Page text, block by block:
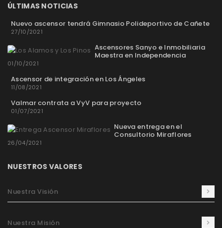
ÚLTIMAS NOTICIAS
Nuevo ascensor tendrá Gimnasio Polideportivo de Cañete
27/10/2021
Ascensores Sanyo e Inmobiliaria
Maestra en Independencia
01/10/2021
Ascensor de integración en Los Ángeles
11/08/2021
Valmar contrata a VyV para proyecto
01/07/2021
Nueva entrega en el
Consultorio Miraflores
26/04/2021
NUESTROS VALORES
Nuestra Visión
Nuestra Misión